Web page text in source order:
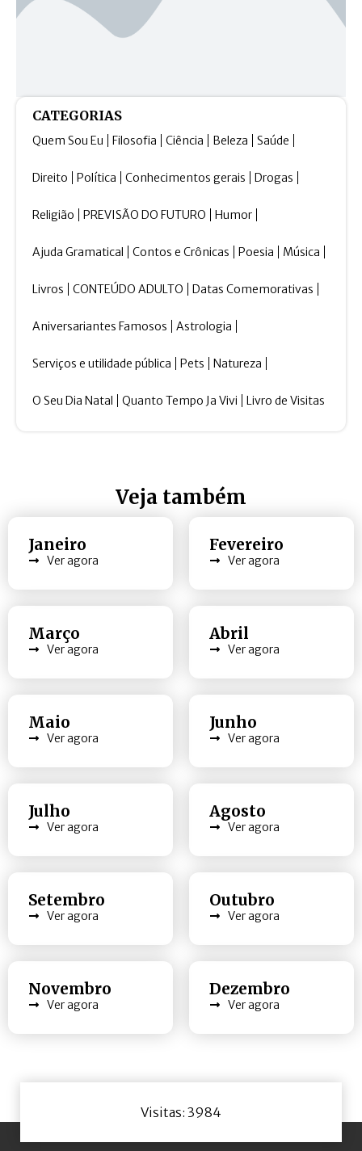
CATEGORIAS
Quem Sou Eu Filosofia Ciência Beleza Saúde
Direito Política Conhecimentos gerais Drogas
Religião PREVISÃO DO FUTURO Humor
Ajuda Gramatical Contos e Crônicas Poesia Música
Livros CONTEÚDO ADULTO Datas Comemorativas
Aniversariantes Famosos Astrologia
Serviços e utilidade pública Pets Natureza
O Seu Dia Natal Quanto Tempo Ja Vivi Livro de Visitas
Veja também
Janeiro
Ver agora
Fevereiro
Ver agora
Março
Ver agora
Abril
Ver agora
Maio
Ver agora
Junho
Ver agora
Julho
Ver agora
Agosto
Ver agora
Setembro
Ver agora
Outubro
Ver agora
Novembro
Ver agora
Dezembro
Ver agora
Visitas: 3984